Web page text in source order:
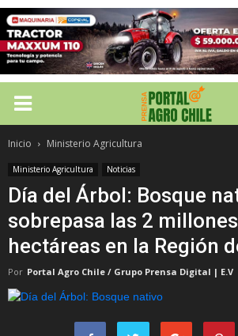
Inicio Ministerio Agricultura
Ministerio Agricultura Noticias
Día del Árbol: Bosque
sobrepasa las 2
hectáreas en la Región
Por Portal Agro Chile / Grupo Prensa Digital | E.V